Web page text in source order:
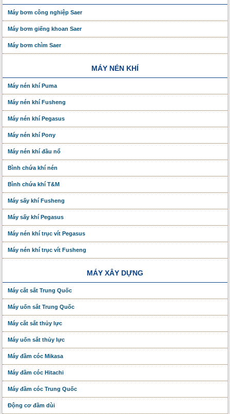
Máy bơm công nghiệp Saer
Máy bơm giếng khoan Saer
Máy bơm chìm Saer
MÁY NÉN KHÍ
Máy nén khí Puma
Máy nén khí Fusheng
Máy nén khí Pegasus
Máy nén khí Pony
Máy nén khí đầu nổ
Bình chứa khí nén
Bình chứa khí T&M
Máy sấy khí Fusheng
Máy sấy khí Pegasus
Máy nén khí trục vít Pegasus
Máy nén khí trục vít Fusheng
MÁY XÂY DỰNG
Máy cắt sắt Trung Quốc
Máy uốn sắt Trung Quốc
Máy cắt sắt thủy lực
Máy uốn sắt thủy lực
Máy đầm cóc Mikasa
Máy đầm cóc Hitachi
Máy đầm cóc Trung Quốc
Động cơ đầm dùi